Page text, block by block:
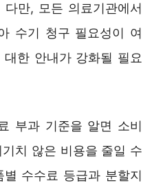
다만, 모든 의료기관에서
수기 청구 필요성이 여
한 안내가 강화될 필요
부과 기준을 알면 소비
치 않은 비용을 줄일 수
수수료 등급과 분할지